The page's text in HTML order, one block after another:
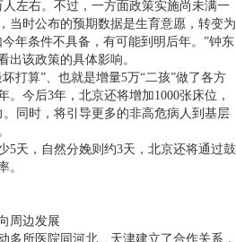
人左右。不过，一方面政策实施尚未满一
当时公布的预期数据是生育意愿，转变为
年条件不具备，有可能到明后年。”钟东
出该政策的具体影响。
打算”、也就是增量5万“二孩”做了各方
。今后3年，北京还将增加1000张床位，
同时，将引导更多的非高危病人到基层
5天，自然分娩则约3天，北京还将通过鼓
。
周边发展
多所医院同河北、天津建立了合作关系，